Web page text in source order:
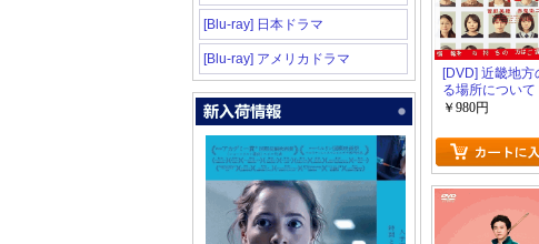
[Blu-ray] 日本ドラマ
[Blu-ray] アメリカドラマ
[DVD] 近畿地方
る場所について
￥980円